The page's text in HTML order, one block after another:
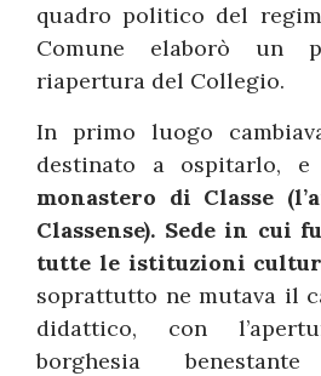
quadro politico del
Comune elaborò un
riapertura del Collegio.
In primo luogo
destinato a ospitarlo,
monastero di Classe
Classense). Sede in cui
tutte le istituzioni
soprattutto ne mutava il
didattico, con
borghesia